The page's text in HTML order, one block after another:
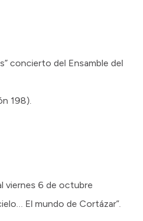
concierto del Ensamble del
198).
viernes 6 de octubre
El mundo de Cortázar”.